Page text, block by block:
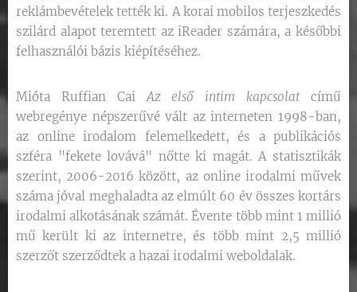
reklámbevételek tették ki. A korai mobilos terjeszkedés
szilárd alapot teremtett az iReader számára, a későbbi
felhasználói bázis kiépítéséhez.
Mióta Ruffian Cai Az első intim kapcsolatcímű
webregénye népszerűvé vált az interneten 1998-ban,
az online irodalom felemelkedett, és a publikációs
szféra "fekete lovává" nőtte ki magát. A statisztikák
szerint, 2006-2016 között, az online irodalmi művek
száma jóval meghaladta az elmúlt 60 év összes kortárs
irodalmi alkotásának számát. Évente több mint 1 millió
mű került ki az internetre, és több mint 2,5 millió
szerzőt szerződtek a hazai irodalmi weboldalak.